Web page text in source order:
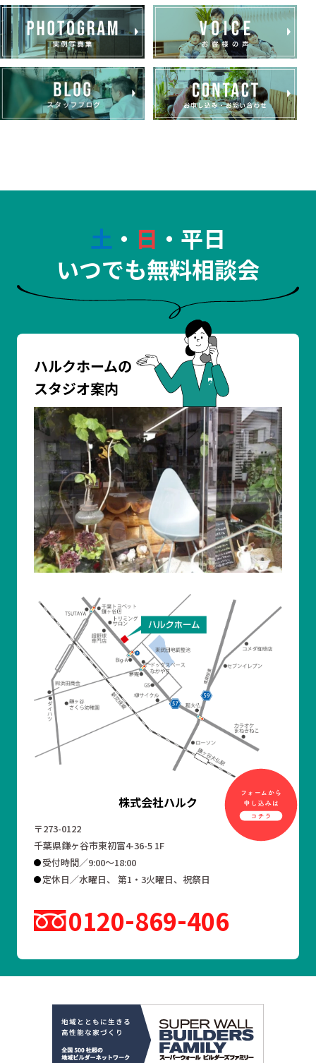
土 ・ 日 ・平日
いつでも無料相談会
ハルクホームの
スタジオ案内
株式会社ハルク
〒273-0122
千葉県鎌ヶ谷市東初富4-36-5 1F
受付時間／9:00～18:00
定休日／水曜日、 第1・3火曜日、祝祭日
0120 869 406